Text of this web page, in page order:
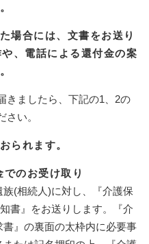
場合には、文書をお送り
、電話による還付金の案
きましたら、下記の1、2の
い。
られます。
のお受け取り
(相続人)に対し、『介護保
書』をお送りします。『介
』の裏面の太枠内に必要事